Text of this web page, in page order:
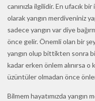
canınızla ilgilidir. En ufacık
olarak yangın merdiveniniz
sadece yangın var diye
önce gelir. Önemli olan bir
yangın olup bittikten sonra
kadar erken önlem alınırsa o
üzüntüler olmadan önce
Bilmem hayatımızda